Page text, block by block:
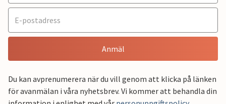
Anmäl
Du kan avprenumerera när du vill genom att klicka på länken
för avanmälan i våra nyhetsbrev. Vi kommer att behandla din